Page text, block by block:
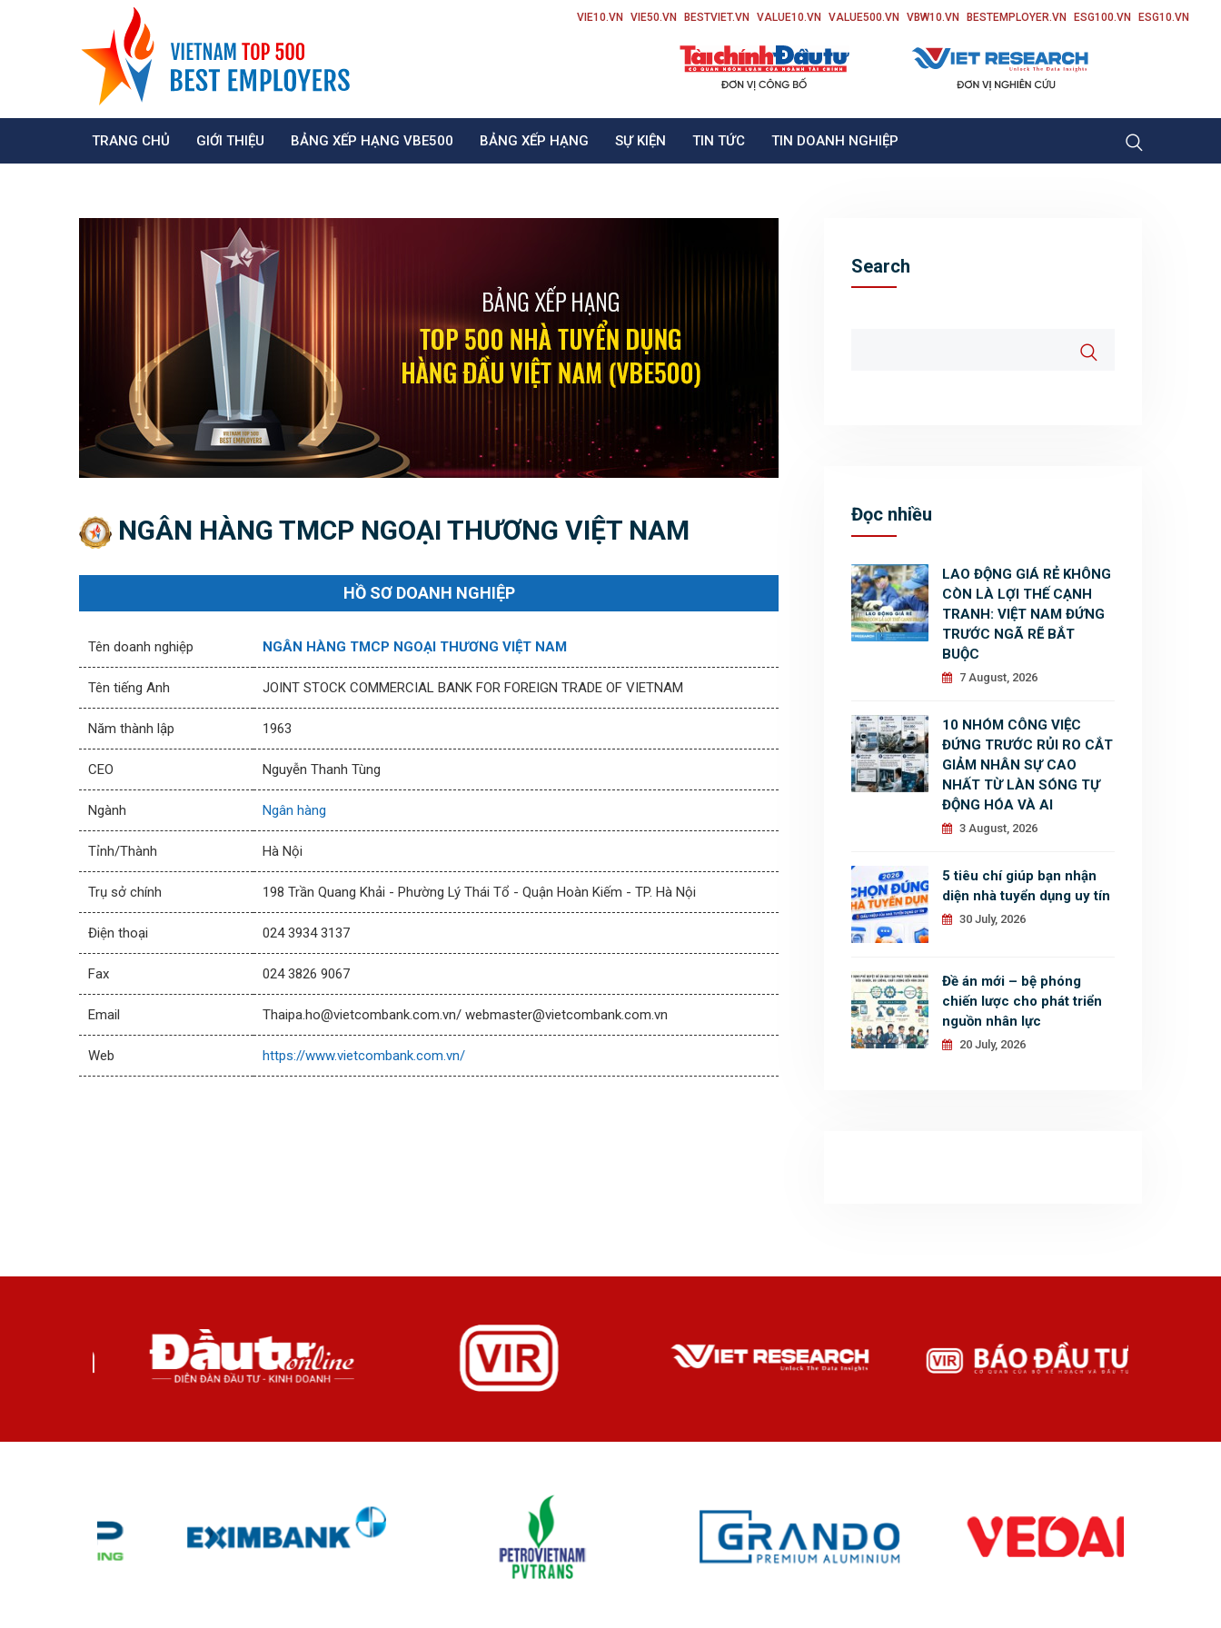
VIE10.VN VIE50.VN BESTVIET.VN VALUE10.VN VALUE500.VN VBW10.VN BESTEMPLOYER.VN ESG100.VN ESG10.VN
TRANG CHỦ GIỚI THIỆU BẢNG XẾP HẠNG VBE500 BẢNG XẾP HẠNG SỰ KIỆN TIN TỨC TIN DOANH NGHIỆP
NGÂN HÀNG TMCP NGOẠI THƯƠNG VIỆT NAM
HỒ SƠ DOANH NGHIỆP
Tên doanh nghiệp NGÂN HÀNG TMCP NGOẠI THƯƠNG VIỆT NAM
Tên tiếng Anh JOINT STOCK COMMERCIAL BANK FOR FOREIGN TRADE OF VIETNAM
Năm thành lập 1963
CEO Nguyễn Thanh Tùng
Ngành Ngân hàng
Tỉnh/Thành Hà Nội
Trụ sở chính 198 Trần Quang Khải - Phường Lý Thái Tổ - Quận Hoàn Kiếm - TP. Hà Nội
Điện thoại 024 3934 3137
Fax 024 3826 9067
Email Thaipa.ho@vietcombank.com.vn/ webmaster@vietcombank.com.vn
Web https://www.vietcombank.com.vn/
Search
Đọc nhiều
LAO ĐỘNG GIÁ RẺ KHÔNG
CÒN LÀ LỢI THẾ CẠNH
TRANH: VIỆT NAM ĐỨNG
TRƯỚC NGÃ RẼ BẮT
BUỘC
7 August, 2026
10 NHÓM CÔNG VIỆC
ĐỨNG TRƯỚC RỦI RO CẮT
GIẢM NHÂN SỰ CAO
NHẤT TỪ LÀN SÓNG TỰ
ĐỘNG HÓA VÀ AI
3 August, 2026
5 tiêu chí giúp bạn nhận
diện nhà tuyển dụng uy tín
30 July, 2026
Đề án mới – bệ phóng
chiến lược cho phát triển
nguồn nhân lực
20 July, 2026